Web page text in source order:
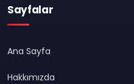
Sayfalar
Ana Sayfa
Hakkımızda